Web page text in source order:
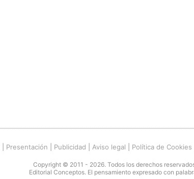
Presentación Publicidad Aviso legal Política de Cookies
Copyright © 2011 - 2026. Todos los derechos
Editorial Conceptos. El pensamiento expresado con